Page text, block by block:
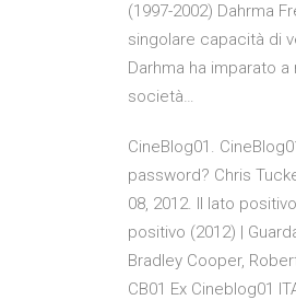
(1997-2002) Dahrma
singolare capacità di
Darhma ha imparato
società…
CineBlog01.
password? Chris
08, 2012. Il lato
positivo (2012) |
Bradley Cooper,
CB01 Ex Cineblog01